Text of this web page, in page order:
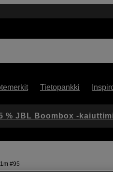
Tietopankki
#95
% JBL Boombox -